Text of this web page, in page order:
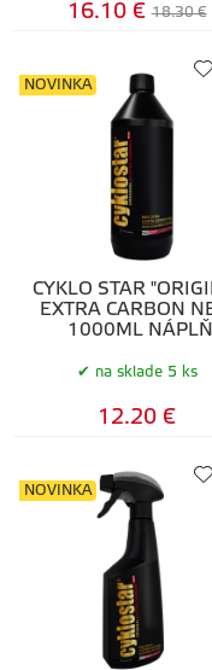
16.10 € 18.30 €
CYKLO STAR
EXTRA CARBON
1000ML NÁPLŇ
NOVINKA
na sklade 5 ks
12.20 €
NOVINKA